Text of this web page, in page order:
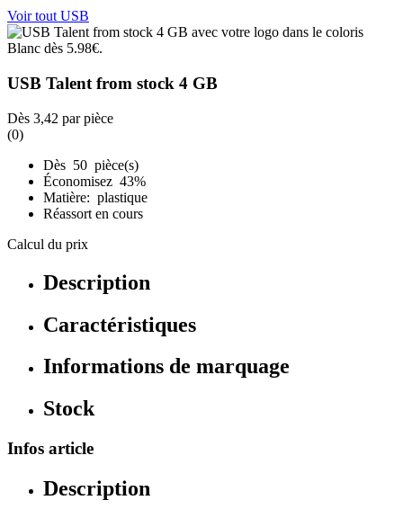
Voir tout USB
USB Talent from stock 4 GB
Dès 3,42 par pièce
(0)
Dès 50 pièce(s)
Économisez 43%
Matière: plastique
Réassort en cours
Calcul du prix
Description
Caractéristiques
Informations de marquage
Stock
Infos article
Description